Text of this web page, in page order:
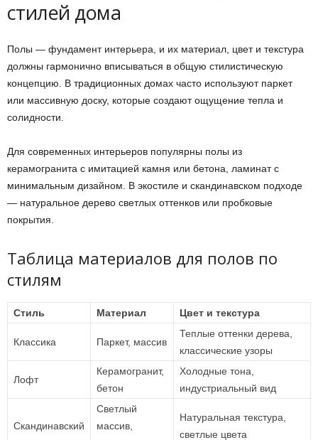
стилей дома
Полы — фундамент интерьера, и их материал, цвет и текстура
должны гармонично вписываться в общую стилистическую
концепцию. В традиционных домах часто используют паркет
или массивную доску, которые создают ощущение тепла и
солидности.
Для современных интерьеров популярны полы из
керамогранита с имитацией камня или бетона, ламинат с
минимальным дизайном. В экостиле и скандинавском подходе
— натуральное дерево светлых оттенков или пробковые
покрытия.
Таблица материалов для полов по
стилям
Стиль Материал Цвет и текстура
Классика Паркет, массив
Теплые оттенки дерева,
классические узоры
Лофт
Керамогранит,
бетон
Холодные тона,
индустриальный вид
Скандинавский
Светлый
массив,
Натуральная текстура,
светлые цвета